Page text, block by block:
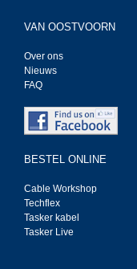
VAN OOSTVOORN
Over ons
Nieuws
FAQ
BESTEL ONLINE
Cable Workshop
Techflex
Tasker kabel
Tasker Live